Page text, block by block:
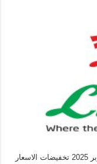
عروض لولو الكويت اليوم 22 اكتوبر حتى 28 اكتوبر 2025 تخفيضات الاسعار